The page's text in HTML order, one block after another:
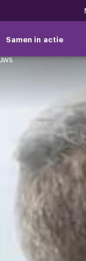
Samen in actie